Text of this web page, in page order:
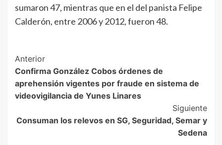
sumaron 47, mientras que en el del panista Felipe
Calderón, entre 2006 y 2012, fueron 48.
Post
Navigation
Anterior
Confirma González Cobos órdenes de
aprehensión vigentes por fraude en sistema de
videovigilancia de Yunes Linares
Siguiente
Consuman los relevos en SG, Seguridad, Semar y
Sedena